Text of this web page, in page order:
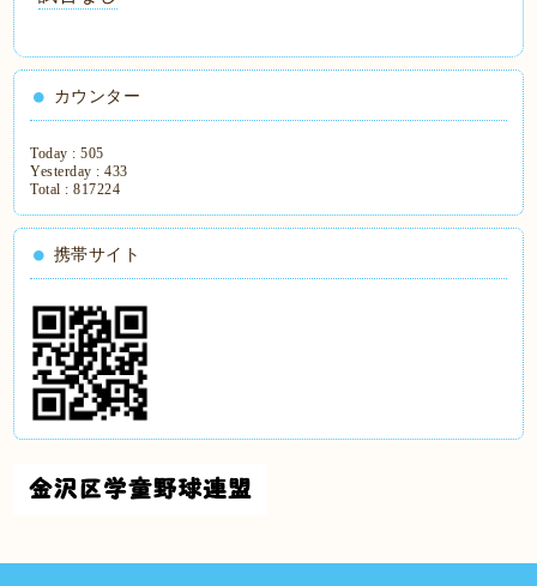
カウンター
Today :505
Yesterday :433
Total :817224
携帯サイト